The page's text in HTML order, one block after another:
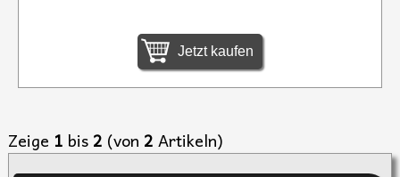
Jetzt kaufen
Zeige 1 bis 2 (von 2 Artikeln)